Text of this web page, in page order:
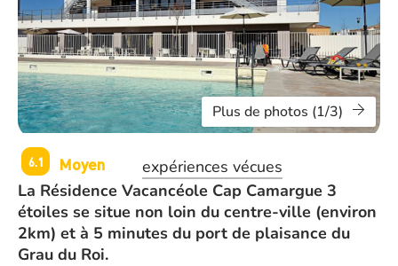
Plus de photos (1/3)
6.1 Moyen
expériences vécues
La Résidence Vacancéole Cap Camargue 3
étoiles se situe non loin du centre-ville (environ
2km) et à 5 minutes du port de plaisance du
Grau du Roi.